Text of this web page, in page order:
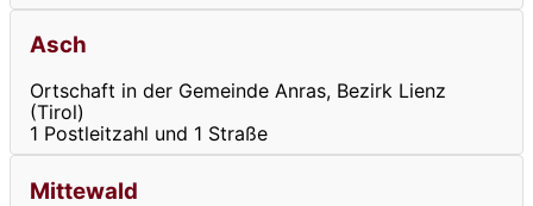
Asch
Ortschaft in der Gemeinde Anras, Bezirk Lienz
(Tirol)
1 Postleitzahl und 1 Straße
Mittewald